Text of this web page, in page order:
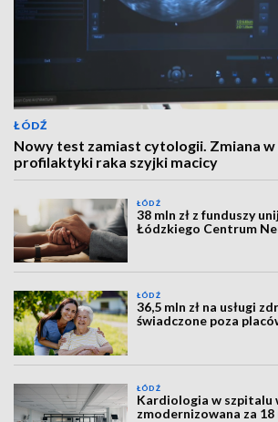
ŁÓDŹ
Nowy test zamiast cytologii. Zmiana
profilaktyki raka szyjki macicy
ŁÓDŹ
38 mln zł z funduszy
Łódzkiego Centrum
ŁÓDŹ
36,5 mln zł na usługi
świadczone poza
ŁÓDŹ
Kardiologia w szpitalu
zmodernizowana za 18